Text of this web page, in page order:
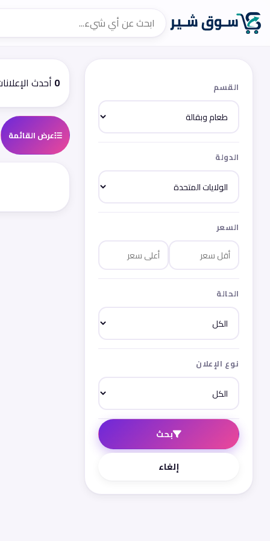
القسم
الدولة
السعر
الحالة
نوع الإعلان
بحث
إلغاء
0 أحدث
عرض القائمة